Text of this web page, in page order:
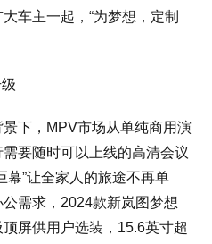
车主一起，“为梦想，定制
下，MPV市场从单纯商用演
要随时可以上线的高清会议
幕”让全家人的旅途不再单
需求，2024款新岚图梦想
屏供用户选装，15.6英寸超